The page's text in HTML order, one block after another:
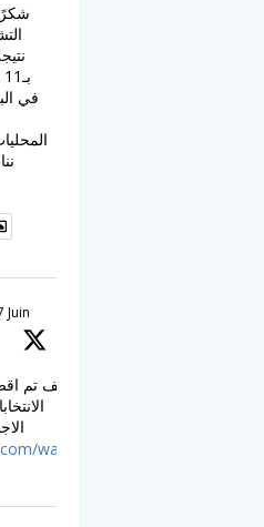
في
Juin
كيف تم
watch?